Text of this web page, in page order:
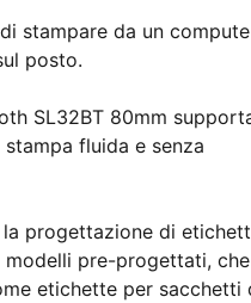
stampare da un
posto.
SL32BT 80mm
fluida e senza
progettazione di
modelli pre-progettati,
etichette per sacchetti